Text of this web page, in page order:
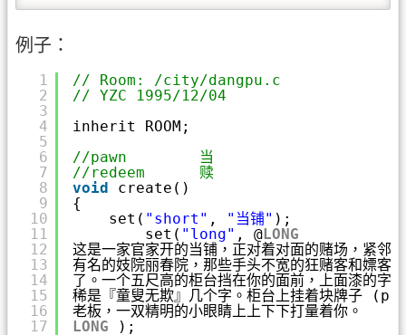
例子：
1
2
3
4
5
6
7
8
9
10
11
12
13
14
15
16
17
// Room: /city/dangpu.c
// YZC 1995/12/04
inherit ROOM;
//pawn        当
//redeem      赎
void
create()
{
set( "short" , "当铺" );
set( "long" , @ LONG
这是一家官家开的当铺，正对着对面的赌场，紧邻
有名的妓院丽春院，那些手头不宽的狂赌客和嫖客
了。一个五尺高的柜台挡在你的面前，上面漆的字
稀是『童叟无欺』几个字。柜台上挂着块牌子
老板，一双精明的小眼睛上上下下打量着你。
LONG
);